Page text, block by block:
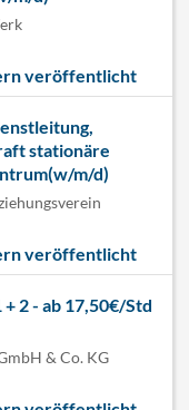
veröffentlicht
stationäre
m/d)
veröffentlicht
2 - ab 17,50€/Std
& Co. KG